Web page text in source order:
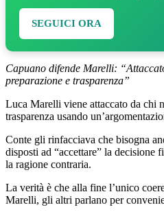
SEGUICI ORA
Capuano difende Marelli:
preparazione e trasparenza”
Luca Marelli viene attaccato da chi
trasparenza usando
Conte gli rinfacciava che bisogna
disposti ad “accettare” la decisione
la ragione contraria.
La verità è che alla fine l’unico
Marelli, gli altri parlano per